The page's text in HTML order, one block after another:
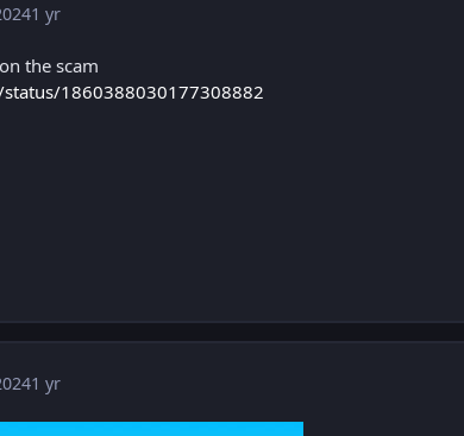
1 yr
the scam
1860388030177308882
1 yr